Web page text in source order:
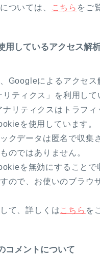
ついては、
こちら をご
用しているアクセス解
Googleによるアクセス
リティクス」を利用して
ナリティクスはトラフィ
を使用しています。
クデータは匿名で収集
のではありません。
を無効にすることで
ので、お使いのブラウ
て、詳しくはこちら を
コメントについて